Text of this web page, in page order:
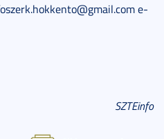
e-
SZTEinfo